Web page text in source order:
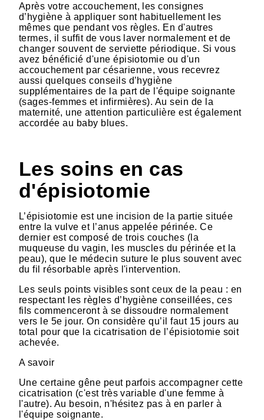
Après votre accouchement, les consignes
d’hygiène à appliquer sont habituellement les
mêmes que pendant vos règles. En d'autres
termes, il suffit de vous laver normalement et de
changer souvent de serviette périodique. Si vous
avez bénéficié d'une épisiotomie ou d'un
accouchement par césarienne, vous recevrez
aussi quelques conseils d’hygiène
supplémentaires de la part de l'équipe soignante
(sages-femmes et infirmières). Au sein de la
maternité, une attention particulière est également
accordée au baby blues.
Les soins en cas
d'épisiotomie
L’épisiotomie est une incision de la partie située
entre la vulve et l’anus appelée périnée. Ce
dernier est composé de trois couches (la
muqueuse du vagin, les muscles du périnée et la
peau), que le médecin suture le plus souvent avec
du fil résorbable après l'intervention.
Les seuls points visibles sont ceux de la peau : en
respectant les règles d’hygiène conseillées, ces
fils commenceront à se dissoudre normalement
vers le 5e jour. On considère qu’il faut 15 jours au
total pour que la cicatrisation de l’épisiotomie soit
achevée.
A savoir
Une certaine gêne peut parfois accompagner cette
cicatrisation (c'est très variable d'une femme à
l'autre). Au besoin, n'hésitez pas à en parler à
l'équipe soignante.